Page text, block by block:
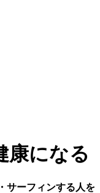
康になる
サーフィンする⼈を